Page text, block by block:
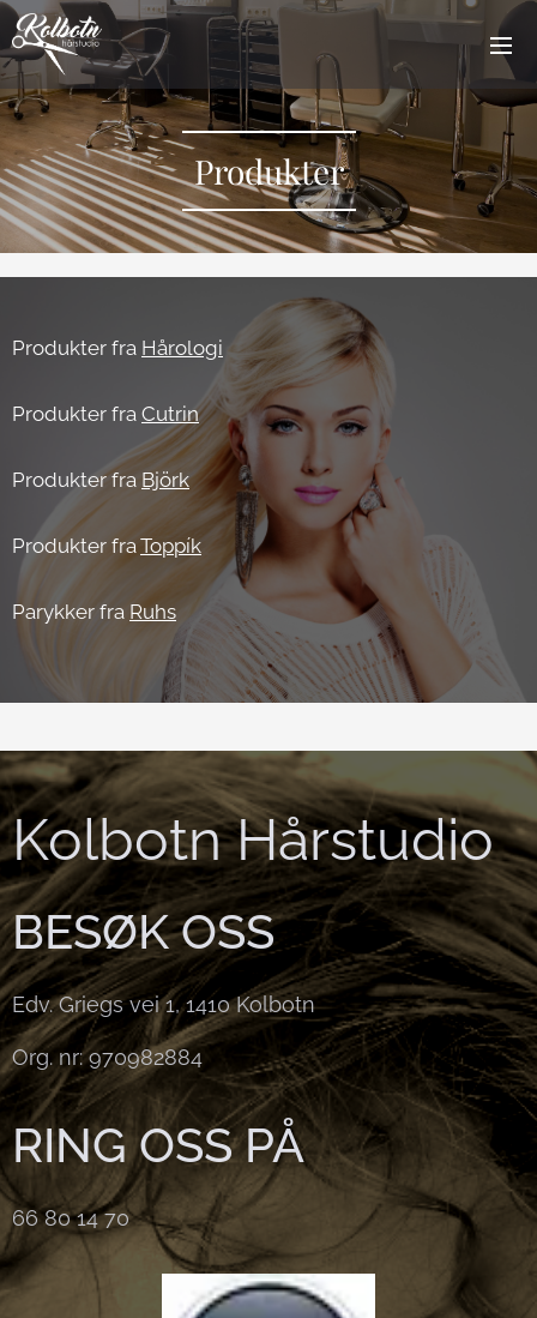
Produkter
Produkter fra Hårologi
Produkter fra Cutrin
Produkter fra Björk
Produkter fraToppík
Parykker fra Ruhs
Kolbotn Hårstudio
BESØK OSS
Edv. Griegs vei 1, 1410 Kolbotn
Org. nr: 970982884
RING OSS PÅ
66 80 14 70